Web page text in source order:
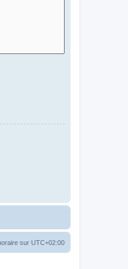
sur UTC+02:00